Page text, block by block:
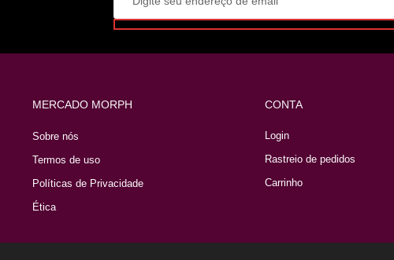
MERCADO MORPH
Sobre nós
Termos de uso
Políticas de Privacidade
Ética
CONTA
Login
Rastreio de pedidos
Carrinho